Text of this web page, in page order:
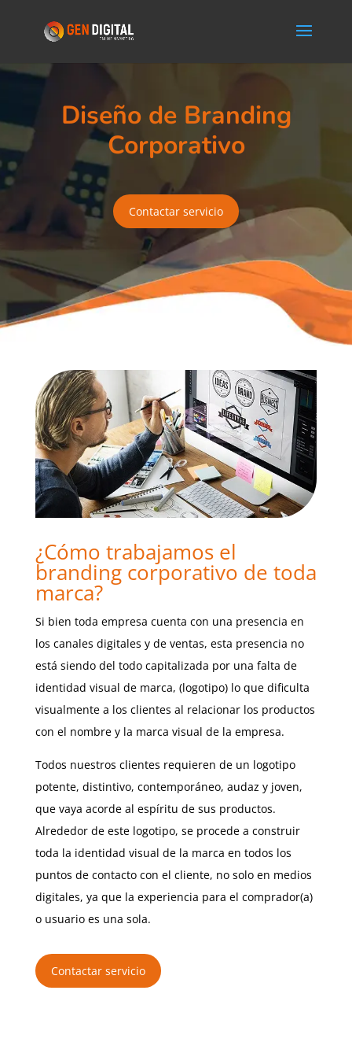
Diseño de Branding
Corporativo
Contactar servicio
¿Cómo trabajamos el
branding corporativo de toda
marca?
Si bien toda empresa cuenta con una presencia en
los canales digitales y de ventas, esta presencia no
está siendo del todo capitalizada por una falta de
identidad visual de marca, (logotipo) lo que dificulta
visualmente a los clientes al relacionar los productos
con el nombre y la marca visual de la empresa.
Todos nuestros clientes requieren de un logotipo
potente, distintivo, contemporáneo, audaz y joven,
que vaya acorde al espíritu de sus productos.
Alrededor de este logotipo, se procede a construir
toda la identidad visual de la marca en todos los
puntos de contacto con el cliente, no solo en medios
digitales, ya que la experiencia para el comprador(a)
o usuario es una sola.
Contactar servicio